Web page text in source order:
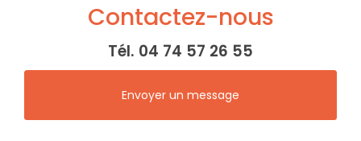
Contactez-nous
Tél. 04 74 57 26 55
Envoyer un message